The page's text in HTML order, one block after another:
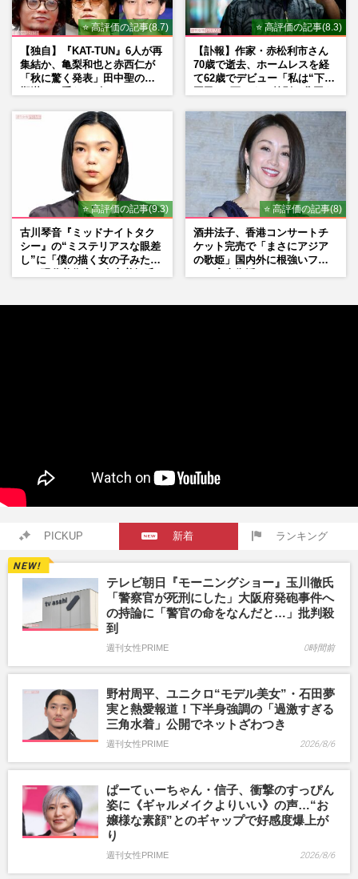
⭐ 高評価の記事(8.7)
【独自】『KAT-TUN』6人が再
集結か、亀梨和也と赤西仁が
「秋に驚く発表」田中聖の刑
⭐ 高評価の記事(8.3)
【訃報】作家・赤松利市さん
70歳で逝去、ホームレスを経
て62歳でデビュー「私は“下級
⭐ 高評価の記事(9.3)
古川琴音『ミッドナイトタク
シー』の“ミステリアスな眼差
し”に「僕の描く女の子みた
⭐ 高評価の記事(8)
酒井法子、香港コンサートチ
ケット完売で「まさにアジア
の歌姫」国内外に根強いファ
PICKUP 新着 ランキング
テレビ朝日『モーニングショー』玉川徹氏
「警察官が死刑にした」大阪府発砲事件へ
の持論に「警官の命をなんだと…」批判殺
到
週刊女性PRIME 0時間前
野村周平、ユニクロ“モデル美女”・石田夢
実と熱愛報道！下半身強調の「過激すぎる
三角水着」公開でネットざわつき
週刊女性PRIME 2026/8/6
ぱーてぃーちゃん・信子、衝撃のすっぴん
姿に《ギャルメイクよりいい》の声…“お
嬢様な素顔”とのギャップで好感度爆上が
り
週刊女性PRIME 2026/8/6